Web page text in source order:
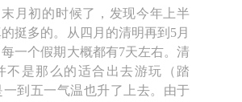
月初的时候了，发现今年上半
挺多的。从四月的清明再到5月
一个假期大概都有7天左右。清
不是那么的适合出去游玩（踏
到五一气温也升了上去。由于